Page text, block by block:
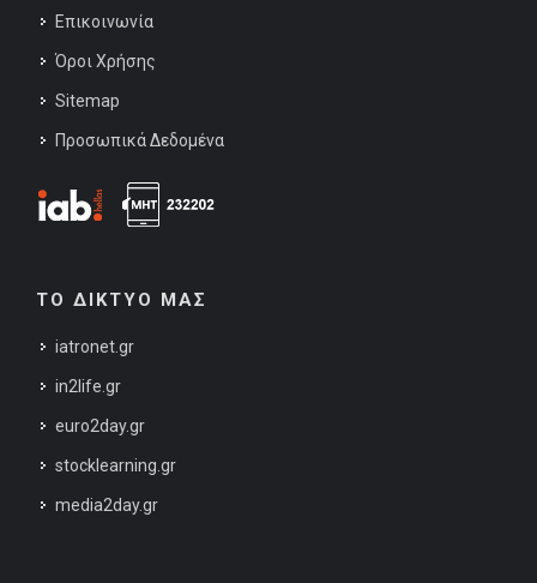
Επικοινωνία
Όροι Χρήσης
Sitemap
Προσωπικά Δεδομένα
ΤΟ ΔΙΚΤΥΟ ΜΑΣ
iatronet.gr
in2life.gr
euro2day.gr
stocklearning.gr
media2day.gr